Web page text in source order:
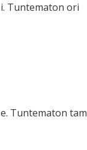
i. Tuntematon ori
e. Tuntematon